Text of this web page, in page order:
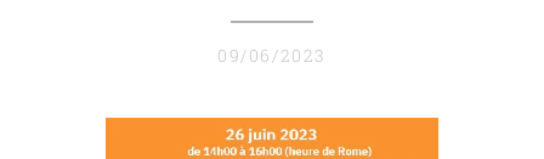
09/06/2023